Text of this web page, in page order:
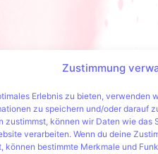
Zustimmung
Erlebnis zu bieten, verwenden
zu speichern und/oder darauf
zustimmst, können wir Daten wie das
verarbeiten. Wenn du deine
können bestimmte Merkmale und